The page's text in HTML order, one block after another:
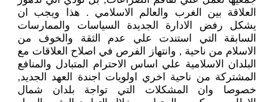
العلاقة بين الغرب والعالم الاسلامي . هذا ويجب ان
يشكل رفض الادارة الجديدة السياسات والممارسات
السابقة التي استندت علي عدم الثقة والخوف من
الاسلام من ناحية , وانتهاز الفرص في اصلاح العلاقات مع
البلدان الاسلامية علي اساس الاحترام المتبادل والمنافع
المشتركة من ناحية اخري اولويات اجندة العهد الجديد,
خصوصا وان المشكلات التي تواجة بلدان شمال